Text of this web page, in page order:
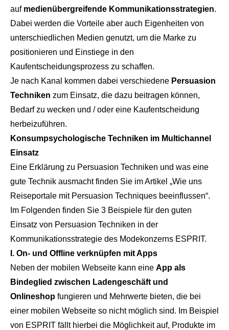
auf medienübergreifende Kommunikationsstrategien.
Dabei werden die Vorteile aber auch Eigenheiten von
unterschiedlichen Medien genutzt, um die Marke zu
positionieren und Einstiege in den
Kaufentscheidungsprozess zu schaffen.
Je nach Kanal kommen dabei verschiedene Persuasion
Techniken zum Einsatz, die dazu beitragen können,
Bedarf zu wecken und / oder eine Kaufentscheidung
herbeizuführen.
Konsumpsychologische Techniken im Multichannel
Einsatz
Eine Erklärung zu Persuasion Techniken und was eine
gute Technik ausmacht finden Sie im Artikel „Wie uns
Reiseportale mit Persuasion Techniques beeinflussen“.
Im Folgenden finden Sie 3 Beispiele für den guten
Einsatz von Persuasion Techniken in der
Kommunikationsstrategie des Modekonzerns ESPRIT.
I. On- und Offline verknüpfen mit Apps
Neben der mobilen Webseite kann eine App als
Bindeglied zwischen Ladengeschäft und
Onlineshop fungieren und Mehrwerte bieten, die bei
einer mobilen Webseite so nicht möglich sind. Im Beispiel
von ESPRIT fällt hierbei die Möglichkeit auf, Produkte im